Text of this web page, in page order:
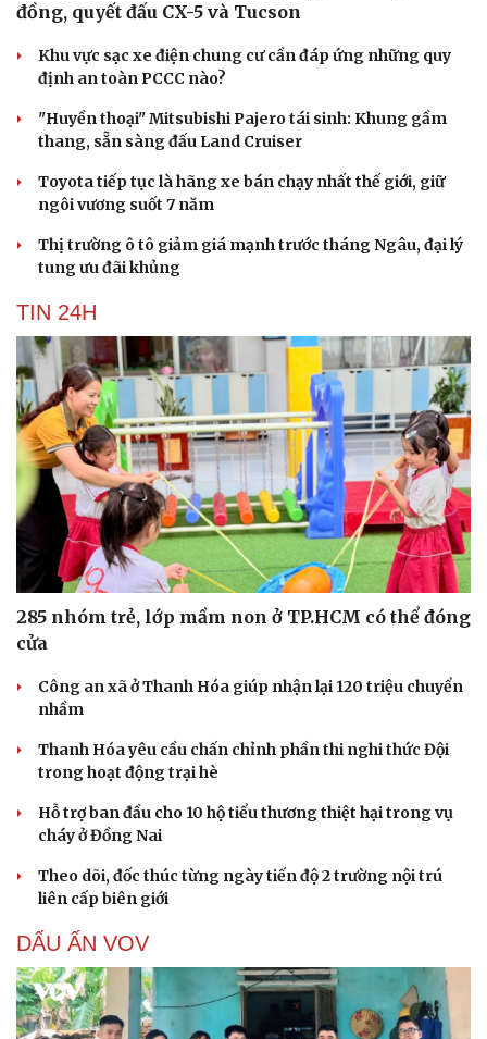
đồng, quyết đấu CX-5 và Tucson
Khu vực sạc xe điện chung cư cần đáp ứng những quy
định an toàn PCCC nào?
"Huyền thoại" Mitsubishi Pajero tái sinh: Khung gầm
thang, sẵn sàng đấu Land Cruiser
Toyota tiếp tục là hãng xe bán chạy nhất thế giới, giữ
ngôi vương suốt 7 năm
Thị trường ô tô giảm giá mạnh trước tháng Ngâu, đại lý
tung ưu đãi khủng
TIN 24H
285 nhóm trẻ, lớp mầm non ở TP.HCM có thể đóng
cửa
Công an xã ở Thanh Hóa giúp nhận lại 120 triệu chuyển
nhầm
Thanh Hóa yêu cầu chấn chỉnh phần thi nghi thức Đội
trong hoạt động trại hè
Hỗ trợ ban đầu cho 10 hộ tiểu thương thiệt hại trong vụ
cháy ở Đồng Nai
Theo dõi, đốc thúc từng ngày tiến độ 2 trường nội trú
liên cấp biên giới
DẤU ẤN VOV